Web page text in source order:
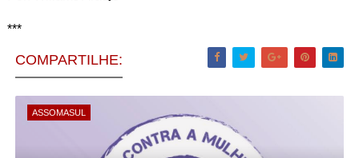
***
COMPARTILHE:
ASSOMASUL